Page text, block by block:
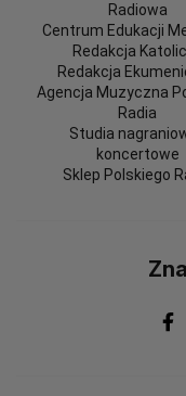
Radiowa
Centrum Edukacji
Redakcja
Redakcja
Agencja Muzyczna
Radia
Studia
koncertowe
Sklep Polskiego